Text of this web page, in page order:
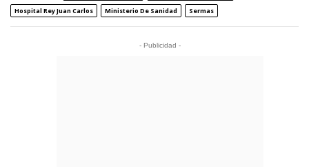
Hospital Rey Juan Carlos
Ministerio De Sanidad Sermas
- Publicidad -